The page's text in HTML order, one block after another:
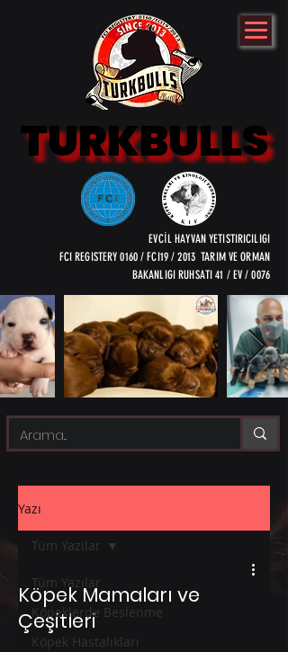
TURKBULLS
TURKBULLS
EVCİL HAYVAN YETISTIRICILIGI
FCI REGISTERY 0160 / FCI19 / 2013 TARIM VE ORMAN
BAKANLIGI RUHSATI 41 / EV / 0076
Yazı
Tüm Yazılar
Köpeklerde Beslenme
Köpek Hastalıkları
Tüm Yazılar
Köpek Mamaları ve
Çeşitleri